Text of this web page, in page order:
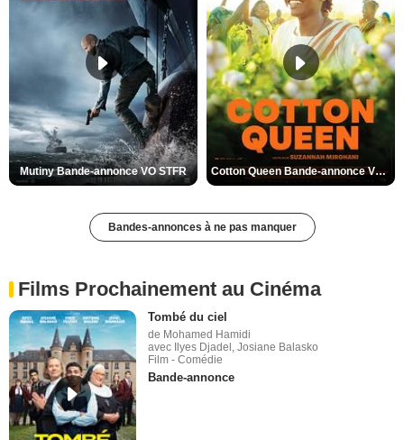
Mutiny Bande-annonce VO STFR Cotton Queen Bande-annonce VO STFR
Bandes-annonces à ne pas manquer
Films Prochainement au Cinéma
Tombé du ciel
de Mohamed Hamidi
avec Ilyes Djadel, Josiane Balasko
Film - Comédie
Bande-annonce